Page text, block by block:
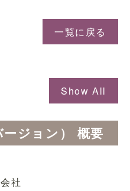
一覧に戻る
Show All
ジョン） 概要
社